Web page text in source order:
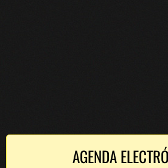
AGENDA